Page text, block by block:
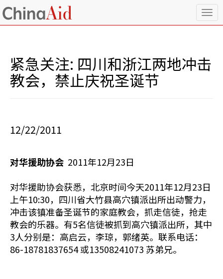
T
o
e
n
紧急关注: 四川和浙江两地冲击
教会，禁止庆祝圣诞节
12/22/2011
对华援助协会 2011年12月23日
对华援助协会获悉，北京时间今天2011年12月23日
上午10:30，四川省大竹县高穴镇派出所出动警力，
冲击该镇准备圣诞节的家庭教会，抓走信徒，抢走
教会的乐器。有5名信徒被抓到高穴镇派出所，其中
3人分别是：高启云，李琼，郭绪英。联系电话：
86-18781837654 或13508241073 苏弟兄。